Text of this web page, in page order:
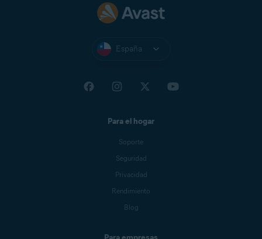
España
Para el hogar
Soporte
Seguridad
Privacidad
Rendimiento
Blog